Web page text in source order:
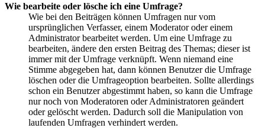
Wie bearbeite oder lösche ich eine Umfrage?
Wie bei den Beiträgen können Umfragen nur vom
ursprünglichen Verfasser, einem Moderator oder einem
Administrator bearbeitet werden. Um eine Umfrage zu
bearbeiten, ändere den ersten Beitrag des Themas; dieser ist
immer mit der Umfrage verknüpft. Wenn niemand eine
Stimme abgegeben hat, dann können Benutzer die Umfrage
löschen oder die Umfrageoption bearbeiten. Sollte allerdings
schon ein Benutzer abgestimmt haben, so kann die Umfrage
nur noch von Moderatoren oder Administratoren geändert
oder gelöscht werden. Dadurch soll die Manipulation von
laufenden Umfragen verhindert werden.